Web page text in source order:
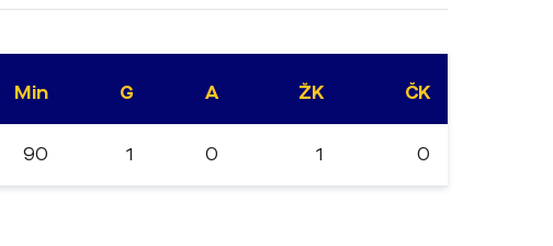
Min G A ŽK ČK
90 1 0 1 0